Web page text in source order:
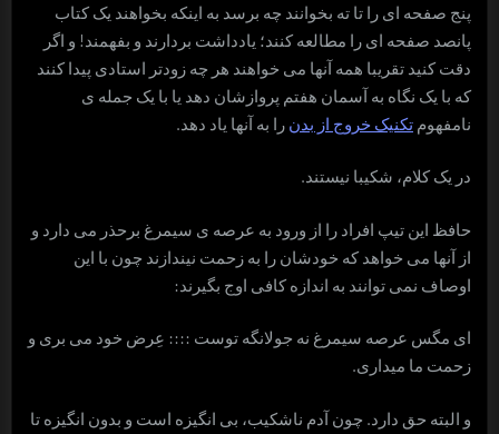
پنج صفحه ای را تا ته بخوانند چه برسد به اینکه بخواهند یک کتاب
پانصد صفحه ای را مطالعه کنند؛ یادداشت بردارند و بفهمند! و اگر
دقت کنید تقریبا همه آنها می خواهند هر چه زودتر استادی پیدا کنند
که با یک نگاه به آسمان هفتم پروازشان دهد یا با یک جمله ی
نامفهوم تکنیک خروج از بدن را به آنها یاد دهد.
در یک کلام، شکیبا نیستند.
حافظ این تیپ افراد را از ورود به عرصه ی سیمرغ برحذر می دارد و
از آنها می خواهد که خودشان را به زحمت نیندازند چون با این
اوصاف نمی توانند به اندازه کافی اوج بگیرند:
ای مگس عرصه سیمرغ نه جولانگه توست :::: عِرض خود می بری و
زحمت ما میداری.
و البته حق دارد. چون آدم ناشکیب، بی انگیزه است و بدون انگیزه تا